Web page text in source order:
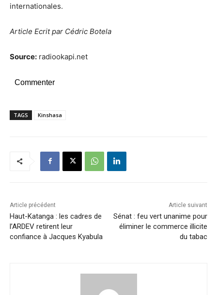
internationales.
Article Ecrit par Cédric Botela
Source: radiookapi.net
Commenter
TAGS Kinshasa
Article précédent
Haut-Katanga : les cadres de
l’ARDEV retirent leur
confiance à Jacques Kyabula
Article suivant
Sénat : feu vert unanime pour
éliminer le commerce illicite
du tabac